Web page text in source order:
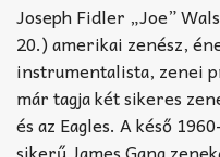
TABok
Improvizáció
Joseph Fidler „Joe”
20.) amerikai zenész,
instrumentalista, zenei
már tagja két sikeres
és az Eagles. A késő
sikerű James Gang